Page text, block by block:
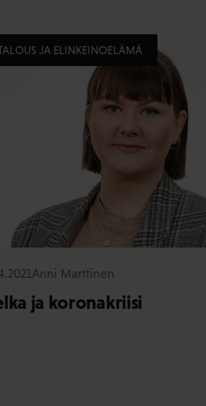
JA ELINKEINOELÄMÄ
Anni Marttinen
ja koronakriisi